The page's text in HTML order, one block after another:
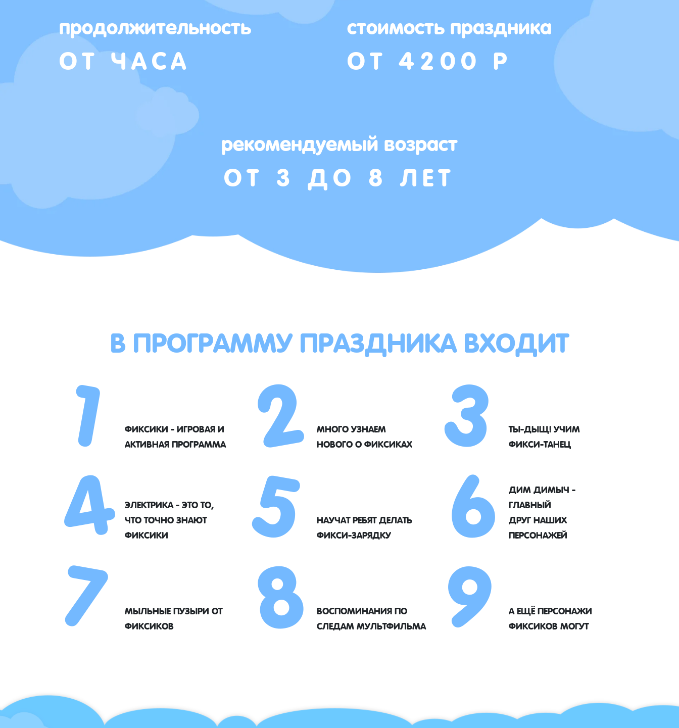
продолжительность
ОТ ЧАСА
стоимость праздника
ОТ 4200 Р
рекомендуемый возраст
ОТ 3 ДО 8 ЛЕТ
В ПРОГРАММУ ПРАЗДНИКА ВХОДИТ
1ФИКСИКИ - ИГРОВАЯ И
АКТИВНАЯ ПРОГРАММА
2МНОГО УЗНАЕМ
НОВОГО О ФИКСИКАХ
3ТЫ-ДЫЩ! УЧИМ
ФИКСИ-ТАНЕЦ
4ЭЛЕКТРИКА - ЭТО ТО,
ЧТО ТОЧНО ЗНАЮТ
ФИКСИКИ
5НАУЧАТ РЕБЯТ ДЕЛАТЬ
ФИКСИ-ЗАРЯДКУ
6ДИМ ДИМЫЧ -
ГЛАВНЫЙ
ДРУГ НАШИХ
ПЕРСОНАЖЕЙ
7МЫЛЬНЫЕ ПУЗЫРИ ОТ
ФИКСИКОВ
8ВОСПОМИНАНИЯ ПО
СЛЕДАМ МУЛЬТФИЛЬМА
9А ЕЩЁ ПЕРСОНАЖИ
ФИКСИКОВ МОГУТ